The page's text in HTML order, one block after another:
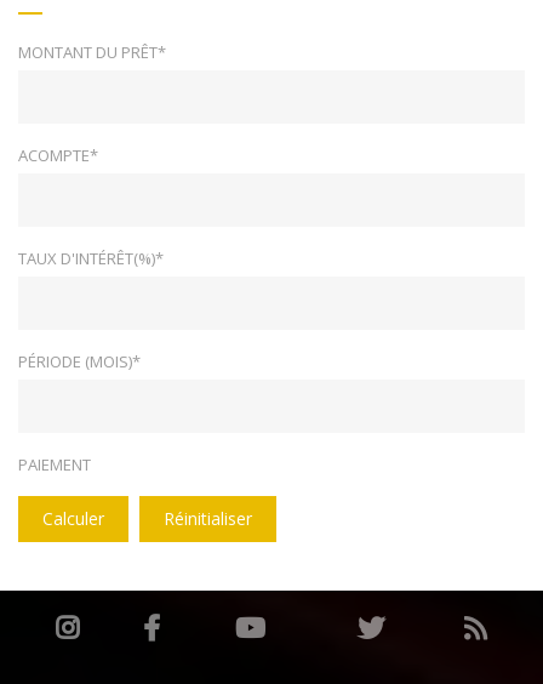
MONTANT DU PRÊT*
ACOMPTE*
TAUX D'INTÉRÊT(%)*
PÉRIODE (MOIS)*
PAIEMENT
Calculer Réinitialiser